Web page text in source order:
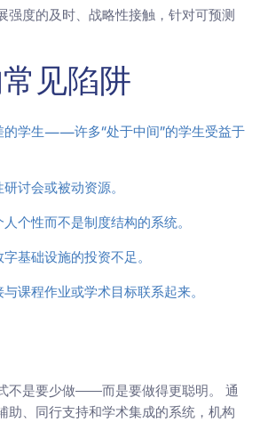
强度的及时、战略性接触，针对可预测
见陷阱
的学生——许多“处于中间”的学生受益于
讨会或被动资源。
个性而不是制度结构的系统。
基础设施的投资不足。
课程作业或学术目标联系起来。
不是要少做——而是要做得更聪明。 通
助、同行支持和学术集成的系统，机构